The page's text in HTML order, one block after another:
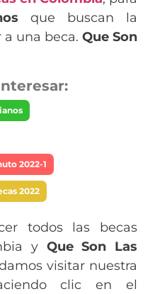
que buscan la
una beca. Que Son
2022-1
2022
todos las becas
y Que Son Las
visitar nuestra
clic en el